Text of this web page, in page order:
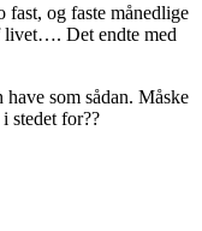
og faste månedlige
livet…. Det endte med
som sådan. Måske
stedet for??